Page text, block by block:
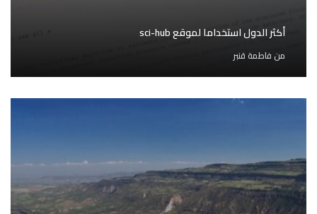
أكثر الدول استخداما لموقع sci-hub
من فاطمة قنبر